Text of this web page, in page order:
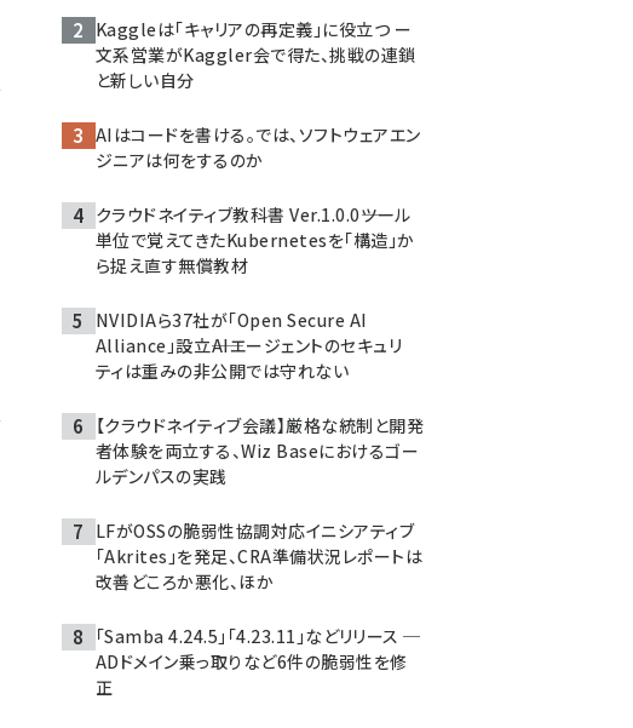
Kaggleは「キャリアの再定義」に役立つ ー
文系営業がKaggler会で得た、挑戦の連鎖
と新しい自分
AIはコードを書ける。では、ソフトウェアエン
ジニアは何をするのか
クラウドネイティブ教科書 Ver.1.0.0――ツール
単位で覚えてきたKubernetesを「構造」か
ら捉え直す無償教材
NVIDIAら37社が「Open Secure AI
Alliance」設立――AIエージェントのセキュリ
ティは重みの非公開では守れない
【クラウドネイティブ会議】厳格な統制と開発
者体験を両立する、Wiz Baseにおけるゴー
ルデンパスの実践
LFがOSSの脆弱性協調対応イニシアティブ
「Akrites」を発足、CRA準備状況レポートは
改善どころか悪化、ほか
「Samba 4.24.5」「4.23.11」などリリース ─
ADドメイン乗っ取りなど6件の脆弱性を修
正